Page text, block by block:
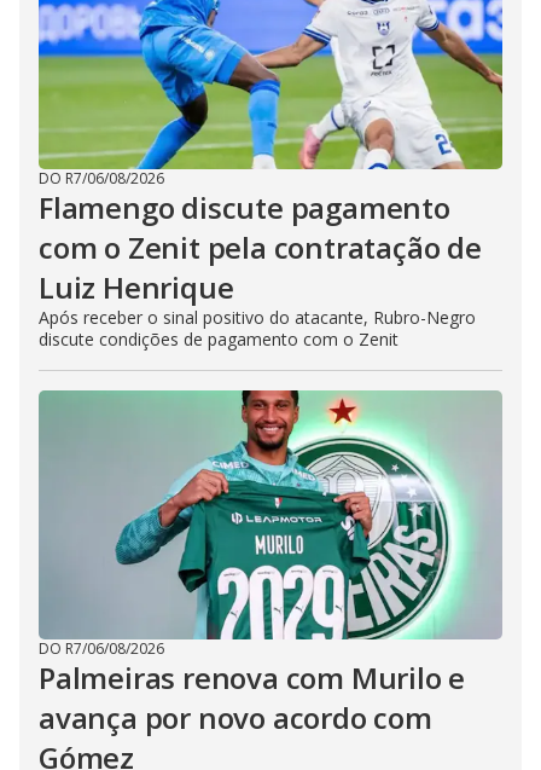
DO R7/06/08/2026
Flamengo discute pagamento
com o Zenit pela contratação de
Luiz Henrique
Após receber o sinal positivo do atacante, Rubro-Negro
discute condições de pagamento com o Zenit
DO R7/06/08/2026
Palmeiras renova com Murilo e
avança por novo acordo com
Gómez